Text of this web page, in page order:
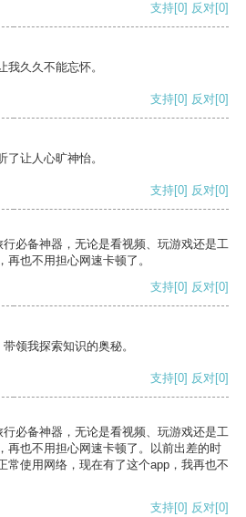
支持[0] 反对[0]
久久不能忘怀。
支持[0] 反对[0]
让人心旷神怡。
支持[0] 反对[0]
必备神器，无论是看视频、玩游戏还是工
也不用担心网速卡顿了。
支持[0] 反对[0]
领我探索知识的奥秘。
支持[0] 反对[0]
必备神器，无论是看视频、玩游戏还是工
再也不用担心网速卡顿了。以前出差的时
常使用网络，现在有了这个app，我再也不
支持[0] 反对[0]